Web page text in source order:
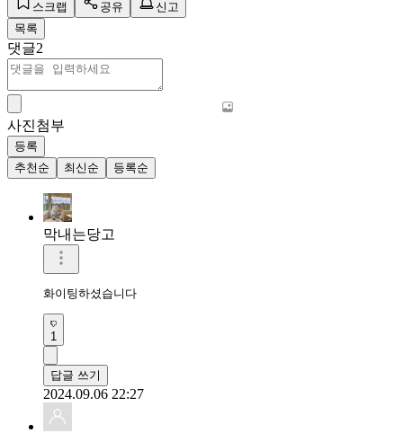
스크랩 공유
신고
목록
댓글2
사진첨부
등록
추천순
최신순 등록순
막내는당고
화이팅하셨습니다
1
답글 쓰기
2024.09.06 22:27